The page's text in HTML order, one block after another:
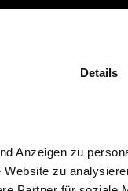
Details
Anzeigen zu
zu